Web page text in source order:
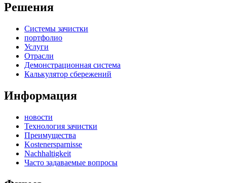
Решения
Системы зачистки
портфолио
Услуги
Отрасли
Демонстрационная система
Калькулятор сбережений
Информация
новости
Технология зачистки
Преимущества
Kostenersparnisse
Nachhaltigkeit
Часто задаваемые вопросы